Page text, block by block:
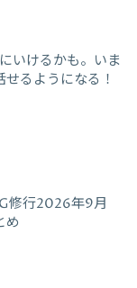
いけるかも。いま
るようになる！
修行2026年9月
め